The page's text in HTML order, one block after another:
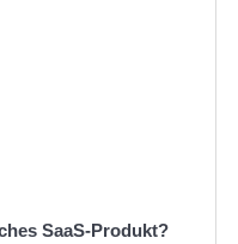
SaaS-Produkt?